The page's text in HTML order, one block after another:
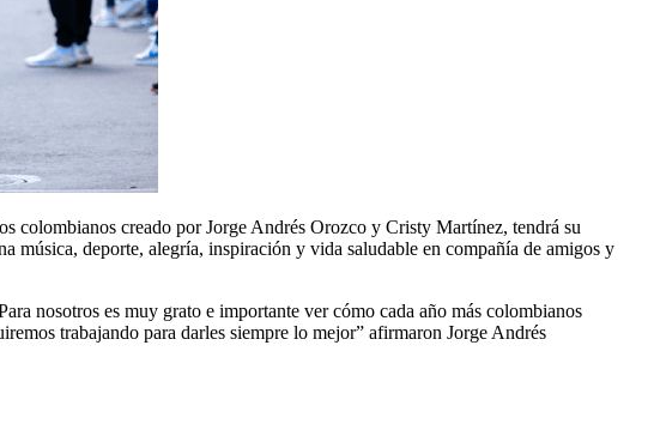
creado por Jorge Andrés Orozco y Cristy Martínez, tendrá su
música, deporte, alegría, inspiración y vida saludable en compañía de amigos y
nosotros es muy grato e importante ver cómo cada año más colombianos
trabajando para darles siempre lo mejor” afirmaron Jorge Andrés